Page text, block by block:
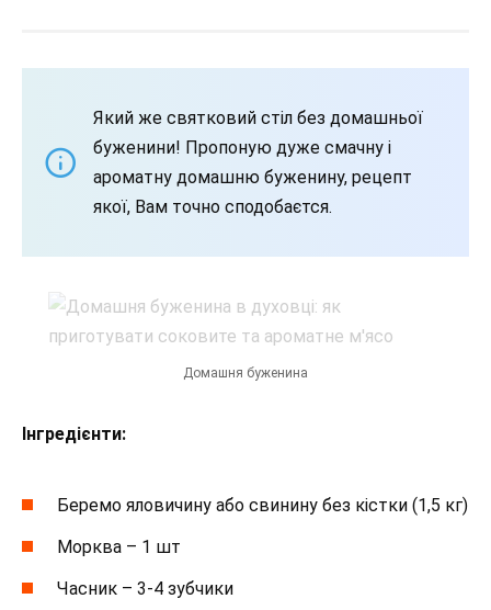
Який же святковий стіл без домашньої
буженини! Пропоную дуже смачну і
ароматну домашню буженину, рецепт
якої, Вам точно сподобаєтся.
Домашня буженина
Інгредієнти:
Беремо яловичину або свинину без кістки (1,5 кг)
Морква – 1 шт
Часник – 3-4 зубчики